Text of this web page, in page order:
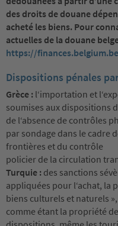
des droits de douane
acheté les biens. Pour
actuelles de la douane
https://
Dispositions pénales
Grèce : l‘importation et
soumises aux dispositions
de l‘absence de contrôles
par sondage dans le cadre
frontières et du contrôle
policier de la circulation
Turquie : des sanctions
appliquées pour l‘achat, la
biens culturels et naturels
comme étant la propriété